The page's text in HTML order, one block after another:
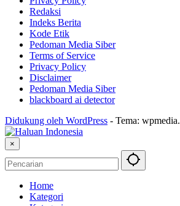
Redaksi
Indeks Berita
Kode Etik
Pedoman Media Siber
Terms of Service
Privacy Policy
Disclaimer
Pedoman Media Siber
blackboard ai detector
Didukung oleh WordPress - Tema: wpmedia.
×
Home
Kategori